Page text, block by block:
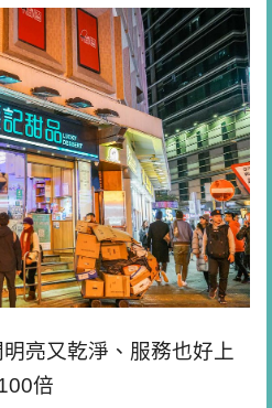
亮又乾淨、服務也好上
倍